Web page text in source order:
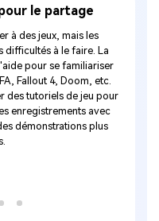
le partage
à des jeux, mais les
difficultés à le faire. La
pour se familiariser
Fallout 4, Doom, etc.
des tutoriels de jeu pour
enregistrements avec
démonstrations plus